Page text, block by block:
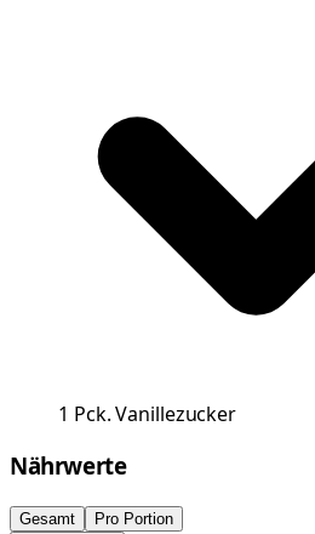
1 Pck.Vanillezucker
Nährwerte
Gesamt
Pro Portion